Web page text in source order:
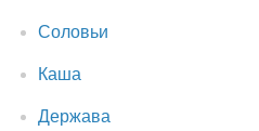
Соловьи
Каша
Держава